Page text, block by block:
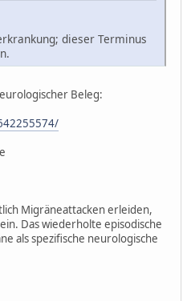
dieser Terminus
Beleg:
Migräneattacken erleiden,
Das wiederholte episodische
als spezifische neurologische